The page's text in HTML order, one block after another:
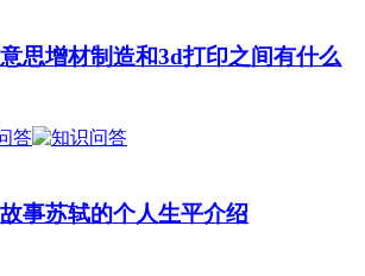
思增材制造和3d打印之间有什么
事苏轼的个人生平介绍